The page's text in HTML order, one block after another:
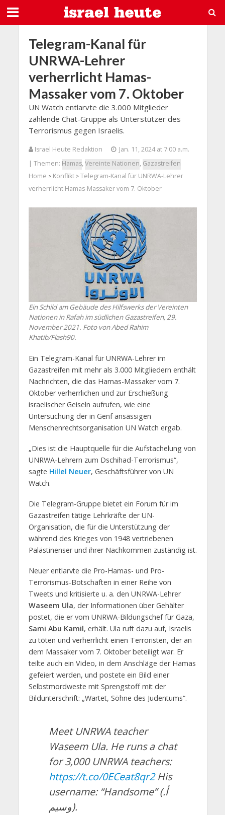
Telegram-Kanal für
UNRWA-Lehrer
verherrlicht Hamas-
Massaker vom 7. Oktober
UN Watch entlarvte die 3.000 Mitglieder
zählende Chat-Gruppe als Unterstützer des
Terrorismus gegen Israelis.
Israel Heute Redaktion
Jan. 11, 2024 at 7:00 a.m.
| Themen: Hamas, Vereinte Nationen, Gazastreifen
Home > Konflikt> Telegram-Kanal für UNRWA-Lehrer
verherrlicht Hamas-Massaker vom 7. Oktober
Ein Schild am Gebäude des Hilfswerks der Vereinten
Nationen in Rafah im südlichen Gazastreifen, 29.
November 2021. Foto von Abed Rahim
Khatib/Flash90.
Ein Telegram-Kanal für UNRWA-Lehrer im
Gazastreifen mit mehr als 3.000 Mitgliedern enthält
Nachrichten, die das Hamas-Massaker vom 7.
Oktober verherrlichen und zur Erschießung
israelischer Geiseln aufrufen, wie eine
Untersuchung der in Genf ansässigen
Menschenrechtsorganisation UN Watch ergab.
„Dies ist die Hauptquelle für die Aufstachelung von
UNRWA-Lehrern zum Dschihad-Terrorismus“,
sagte Hillel Neuer, Geschäftsführer von UN
Watch.
Die Telegram-Gruppe bietet ein Forum für im
Gazastreifen tätige Lehrkräfte der UN-
Organisation, die für die Unterstützung der
während des Krieges von 1948 vertriebenen
Palästinenser und ihrer Nachkommen zuständig ist.
Neuer entlarvte die Pro-Hamas- und Pro-
Terrorismus-Botschaften in einer Reihe von
Tweets und kritisierte u. a. den UNRWA-Lehrer
Waseem Ula, der Informationen über Gehälter
postet, die er vom UNRWA-Bildungschef für Gaza,
Sami Abu Kamil, erhält. Ula ruft dazu auf, Israelis
zu töten und verherrlicht einen Terroristen, der an
dem Massaker vom 7. Oktober beteiligt war. Er
teilte auch ein Video, in dem Anschläge der Hamas
gefeiert werden, und postete ein Bild einer
Selbstmordweste mit Sprengstoff mit der
Bildunterschrift: „Wartet, Söhne des Judentums“.
Meet UNRWA teacher
Waseem Ula. He runs a chat
for 3,000 UNRWA teachers:
https://t.co/0ECeat8qr2His
username: “Handsome” (أ.
وسيم).